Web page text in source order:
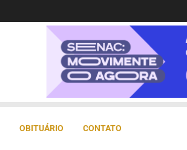
OBITUÁRIO CONTATO